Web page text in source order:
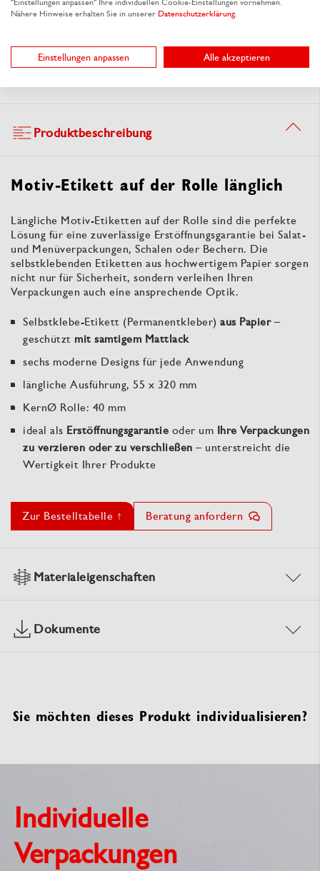
Schnelle Lieferung
Produktbeschreibung
Motiv-Etikett auf der Rolle länglich
Längliche Motiv-Etiketten auf der Rolle sind die perfekte
Lösung für eine zuverlässige Erstöffnungsgarantie bei Salat-
und Menüverpackungen, Schalen oder Bechern. Die
selbstklebenden Etiketten aus hochwertigem Papier sorgen
nicht nur für Sicherheit, sondern verleihen Ihren
Verpackungen auch eine ansprechende Optik.
Selbstklebe-Etikett (Permanentkleber) aus Papier–
geschützt mit samtigem Mattlack
sechs moderne Designs für jede Anwendung
längliche Ausführung, 55 x 320 mm
KernØ Rolle: 40 mm
ideal als Erstöffnungsgarantie oder um Ihre Verpackungen
zu verzieren oder zu verschließen – unterstreicht die
Wertigkeit Ihrer Produkte
Zur Bestelltabelle ↑ Beratung anfordern
Materialeigenschaften
Dokumente
Sie möchten dieses Produkt individualisieren?
Individuelle
Verpackungen
"Einstellungen anpassen" Ihre individuellen Cookie-Einstellungen vornehmen.
Nähere Hinweise erhalten Sie in unserer Datenschutzerklärung.
Einstellungen anpassen Alle akzeptieren